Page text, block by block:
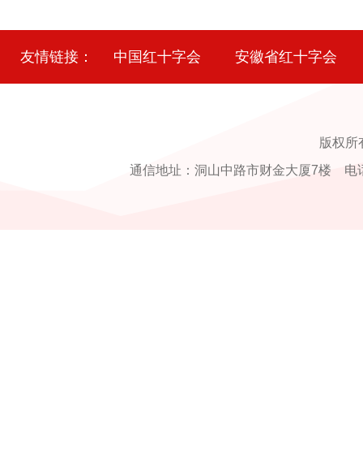
友情链接： 中国红十字会 安徽省红十字会
版权所
通信地址：洞山中路市财金大厦7楼